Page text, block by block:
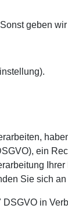
geben
ein
Sie sich an
in